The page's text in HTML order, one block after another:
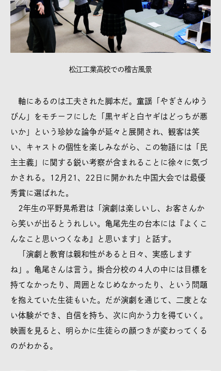
松江工業高校での稽古風景
軸にあるのは工夫された脚本だ。童謡「やぎさんゆう
びん」をモチーフにした「黒ヤギと白ヤギはどっちが悪
いか」という珍妙な論争が延々と展開され、観客は笑
い、キャストの個性を楽しみながら、この物語には「民
主主義」に関する鋭い考察が含まれることに徐々に気づ
かされる。12月21、22日に開かれた中国大会では最優
秀賞に選ばれた。
2年生の平野晃希君は「演劇は楽しいし、お客さんか
ら笑いが出るとうれしい。亀尾先生の台本には『よくこ
んなこと思いつくなあ』と思います」と話す。
「演劇と教育は親和性があると日々、実感します
ね」。亀尾さんは言う。掛合分校の４人の中には目標を
持てなかったり、周囲となじめなかったり、という問題
を抱えていた生徒もいた。だが演劇を通じて、二度とな
い体験ができ、自信を持ち、次に向かう力を得ていく。
映画を見ると、明らかに生徒らの顔つきが変わってくる
のがわかる。